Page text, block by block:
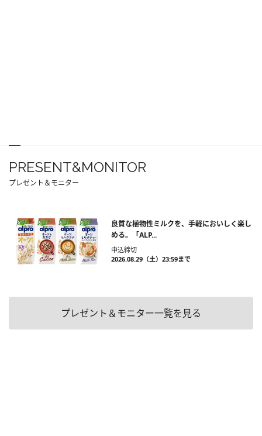
PRESENT&MONITOR
プレゼント＆モニター
良質な植物性ミルクを、手軽においしく楽し
める。「ALP...
申込締切
2026.08.29（土）23:59まで
プレゼント＆モニター一覧を見る